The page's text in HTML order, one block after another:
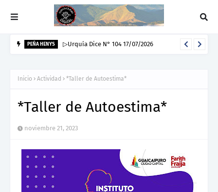
Inicio Actividad *Taller de Autoestima*
*Taller de Autoestima*
noviembre 21, 2023